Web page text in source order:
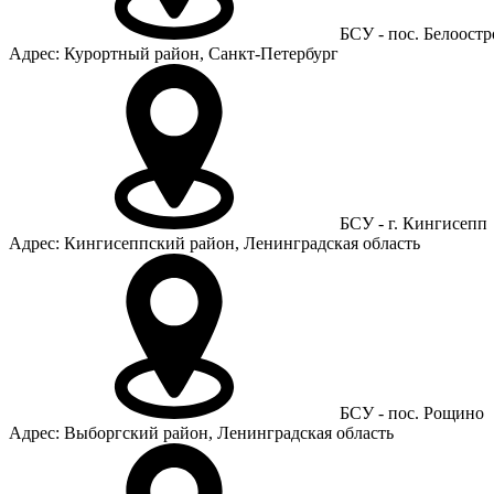
БСУ - пос.
Адрес: Курортный район, Санкт-Петербург
БСУ - г. Кингисепп
Адрес: Кингисеппский район, Ленинградская область
БСУ - пос. Рощино
Адрес: Выборгский район, Ленинградская область